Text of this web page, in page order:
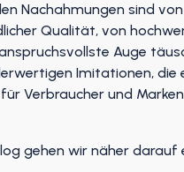
Nachahmungen sind von
Qualität, von
Auge
Imitationen, die
Verbraucher und
gehen wir näher darauf